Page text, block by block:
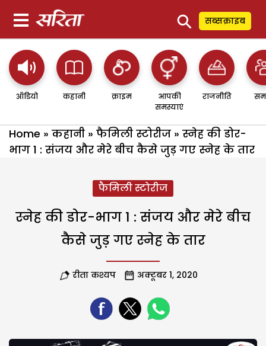
⚲ सब्सक्राइब
ऑडियो कहानी क्राइम
आपकी
समस्याएं
राजनीति
Home » कहानी » फैमिली स्टोरीज » स्नेह की डोर-
भाग 1 : संजय और मेरे बीच कैसे जुड़ गए स्नेह के तार
फैमिली स्टोरीज
स्नेह की डोर-भाग 1 : संजय और मेरे बीच
कैसे जुड़ गए स्नेह के तार
रीता कश्यप अक्टूबर 1, 2020